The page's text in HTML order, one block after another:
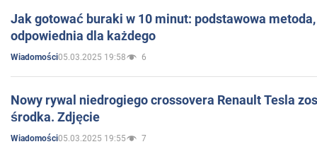
Jak gotować buraki w 10 minut: podstawowa
odpowiednia dla każdego
Wiadomości05.03.2025 19:58 6
Nowy rywal niedrogiego crossovera Renault Tesla
środka. Zdjęcie
Wiadomości05.03.2025 19:55 7